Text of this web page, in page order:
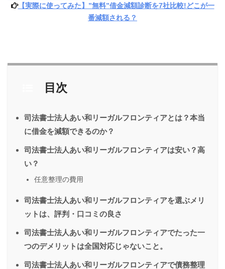
【実際に使ってみた】”無料”借金減額診断を7社比較!どこが一
番減額される？
目次
司法書士法人あい和リーガルフロンティアとは？本当
に借金を減額できるのか？
司法書士法人あい和リーガルフロンティアは安い？高
い？
任意整理の費用
司法書士法人あい和リーガルフロンティアを選ぶメリ
ットは、評判・口コミの良さ
司法書士法人あい和リーガルフロンティアでたった一
つのデメリットは全国対応じゃないこと。
司法書士法人あい和リーガルフロンティアで債務整理